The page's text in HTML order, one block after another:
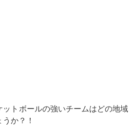
ットボールの強いチームはどの地域
か？！